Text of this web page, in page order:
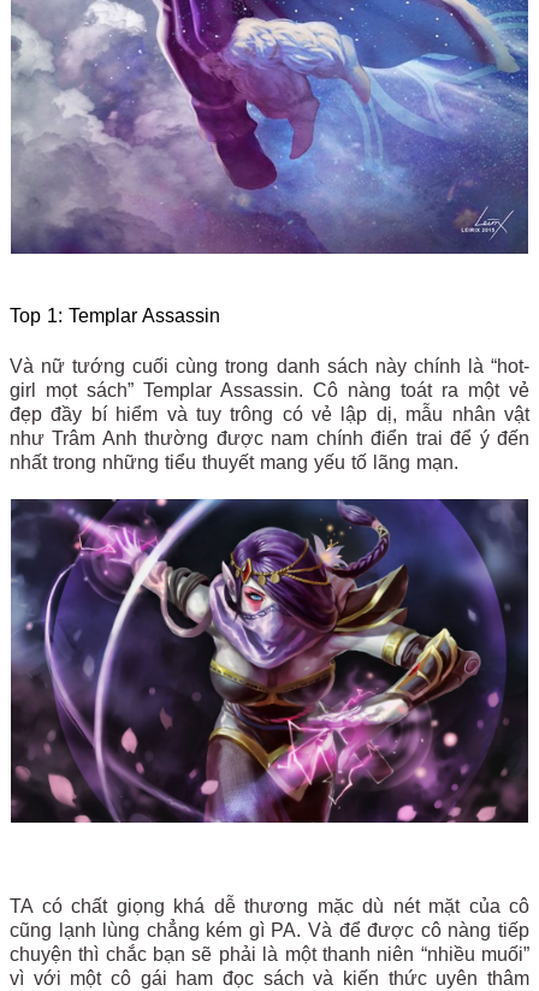
Top 1: Templar Assassin
Và nữ tướng cuối cùng trong danh sách này chính là “hot-
girl mọt sách” Templar Assassin. Cô nàng toát ra một vẻ
đẹp đầy bí hiểm và tuy trông có vẻ lập dị, mẫu nhân vật
như Trâm Anh thường được nam chính điển trai để ý đến
nhất trong những tiểu thuyết mang yếu tố lãng mạn.
TA có chất giọng khá dễ thương mặc dù nét mặt của cô
cũng lạnh lùng chẳng kém gì PA. Và để được cô nàng tiếp
chuyện thì chắc bạn sẽ phải là một thanh niên “nhiều muối”
vì với một cô gái ham đọc sách và kiến thức uyên thâm